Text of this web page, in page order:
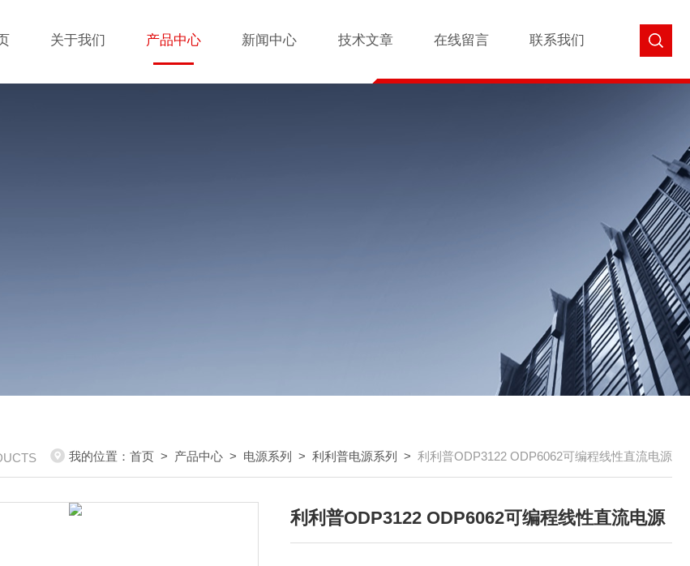
关于我们 产品中心 新闻中心 技术文章 在线留言 联系我们
我的位置： 首页 > 产品中心 > 电源系列 > 利利普电源系列 > 利利普ODP3122 ODP6062可编程线性直流电源
利利普ODP3122 ODP6062可编程线性直流电源